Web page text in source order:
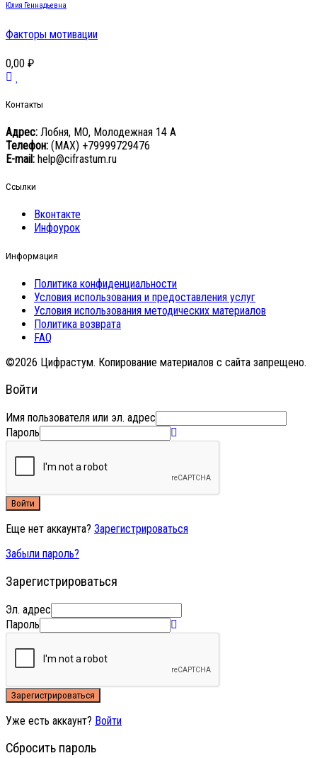
Юлия Геннадьевна
Факторы мотивации
0,00 ₽
Контакты
Адрес: Лобня, МО, Молодежная 14 А
Телефон: (MAX) +79999729476
E-mail: help@cifrastum.ru
Ссылки
Вконтакте
Инфоурок
Информация
Политика конфиденциальности
Условия использования и предоставления услуг
Условия использования методических материалов
Политика возврата
FAQ
©2026 Цифрастум. Копирование материалов с сайта запрещено.
Войти
Имя пользователя или эл. адрес
Пароль
Войти
Еще нет аккаунта? Зарегистрироваться
Забыли пароль?
Зарегистрироваться
Эл. адрес
Пароль
Зарегистрироваться
Уже есть аккаунт? Войти
Сбросить пароль